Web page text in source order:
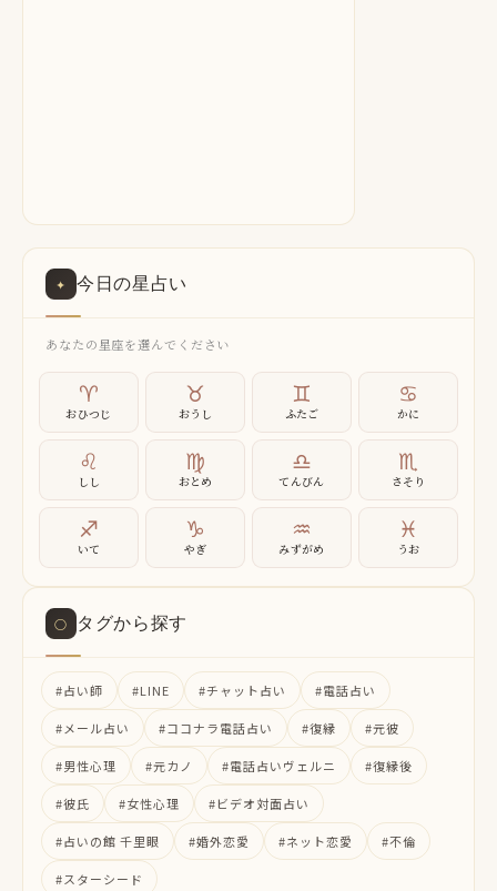
✦ 今日の星占い
あなたの星座を選んでください
♈
おひつじ
♉
おうし
♊
ふたご
♋
かに
♌
しし
♍
おとめ
♎
てんびん
♏
さそり
♐
いて
♑
やぎ
♒
みずがめ
♓
うお
○ タグから探す
#占い師 #LINE #チャット占い #電話占い
#メール占い #ココナラ電話占い #復縁 #元彼
#男性心理 #元カノ #電話占いヴェルニ #復縁後
#彼氏 #女性心理 #ビデオ対面占い
#占いの館 千里眼 #婚外恋愛 #ネット恋愛 #不倫
#スターシード